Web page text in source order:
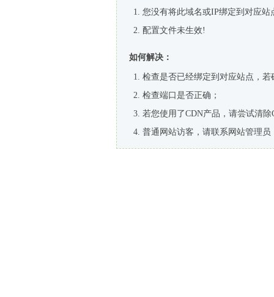
您没有将此域名或IP绑定到对应站
配置文件未生效!
如何解决：
检查是否已经绑定到对应站点，
检查端口是否正确；
若您使用了CDN产品，请尝试清除
普通网站访客，请联系网站管理员